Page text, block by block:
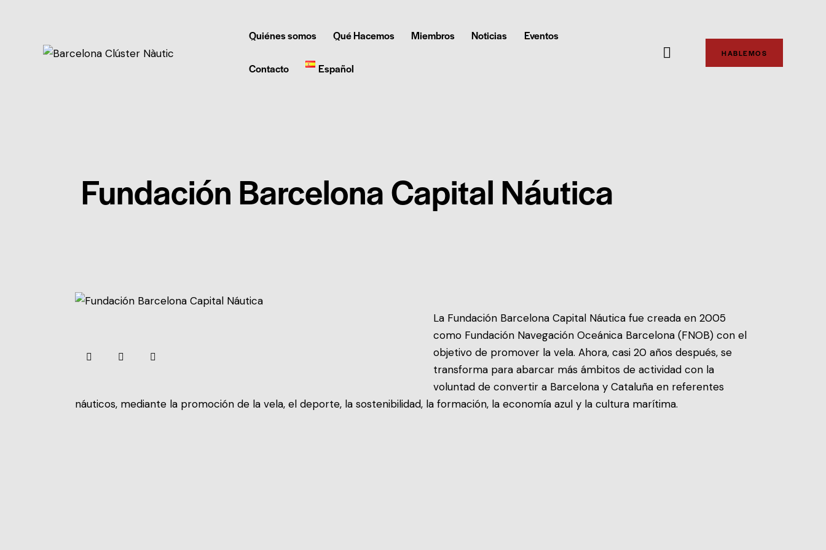
Quiénes somos Qué Hacemos Miembros Noticias Eventos
Contacto Español
HABLEMOS
Fundación Barcelona Capital Náutica
La Fundación Barcelona Capital Náutica fue creada en 2005
como Fundación Navegación Oceánica Barcelona (FNOB) con el
objetivo de promover la vela. Ahora, casi 20 años después, se
transforma para abarcar más ámbitos de actividad con la
voluntad de convertir a Barcelona y Cataluña en referentes
náuticos, mediante la promoción de la vela, el deporte, la sostenibilidad, la formación, la economía azul y la cultura marítima.